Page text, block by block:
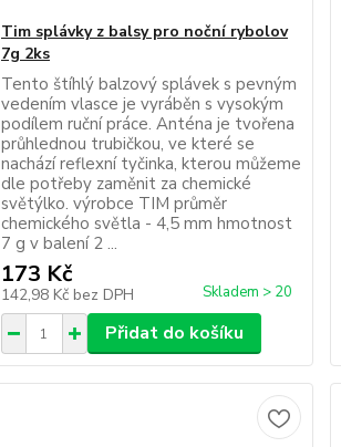
Tim splávky z balsy pro noční rybolov
7g 2ks
Tento štíhlý balzový splávek s pevným
vedením vlasce je vyráběn s vysokým
podílem ruční práce. Anténa je tvořena
průhlednou trubičkou, ve které se
nachází reflexní tyčinka, kterou můžeme
dle potřeby zaměnit za chemické
světýlko. výrobce TIM průměr
chemického světla - 4,5 mm hmotnost
7 g v balení 2 ...
173 Kč
142,98 Kč bez DPH Skladem > 20
Přidat do košíku